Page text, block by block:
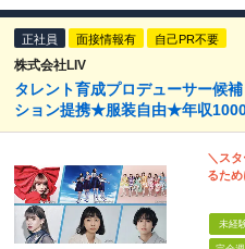
正社員 面接情報有 自己PR不要
株式会社LIV
タレント育成プロデューサー候
ション提携★服装自由★年収
＼ス
るため
未経